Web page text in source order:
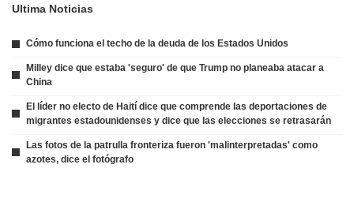
Ultima Noticias
Cómo funciona el techo de la deuda de los Estados Unidos
Milley dice que estaba 'seguro' de que Trump no planeaba atacar a
China
El líder no electo de Haití dice que comprende las deportaciones de
migrantes estadounidenses y dice que las elecciones se retrasarán
Las fotos de la patrulla fronteriza fueron 'malinterpretadas' como
azotes, dice el fotógrafo